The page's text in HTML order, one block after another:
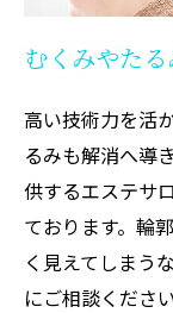
むくみやた
高い技術力を活
るみも解消へ導
供するエステサ
ております。輪
く見えてしまう
にご相談くださ